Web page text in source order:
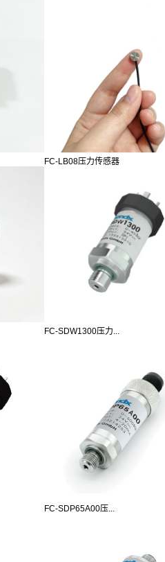
FC-LB08压力传感器
FC-SDW1300压力...
FC-SDP65A00压...